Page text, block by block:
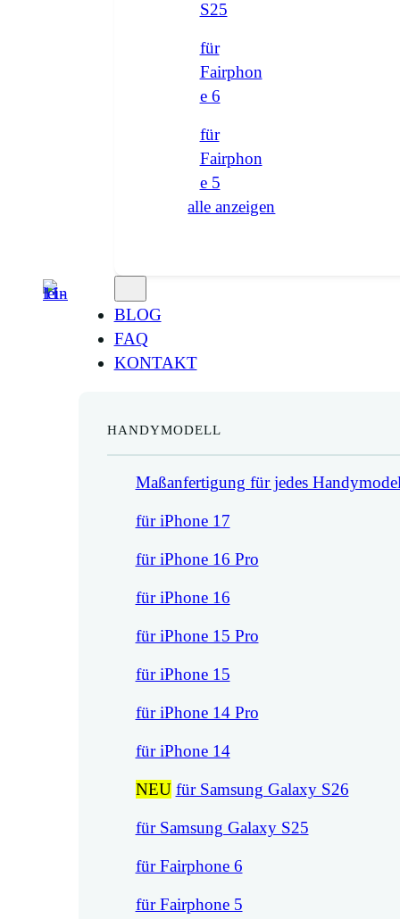
S25
für
Fairphon
e 6
für
Fairphon
e 5
alle anzeigen
BLOG
FAQ
KONTAKT
HANDYMODELL
Maßanfertigung für jedes
für iPhone 17
für iPhone 16 Pro
für iPhone 16
für iPhone 15 Pro
für iPhone 15
für iPhone 14 Pro
für iPhone 14
NEU für Samsung Galaxy S26
für Samsung Galaxy S25
für Fairphone 6
für Fairphone 5